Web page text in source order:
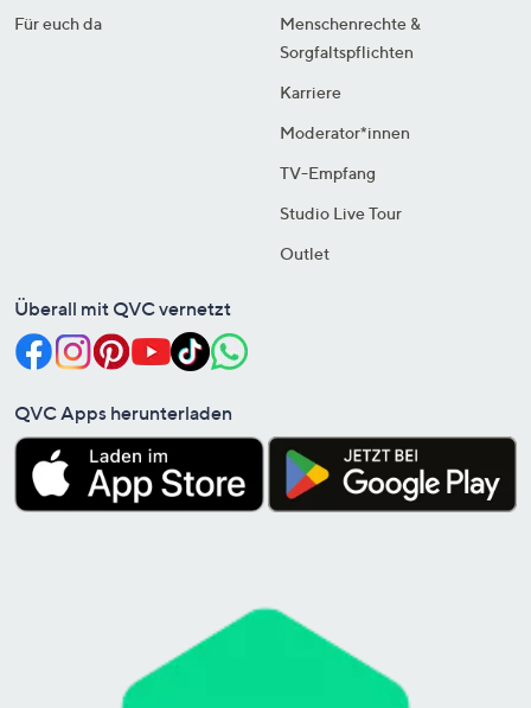
Für euch da
Menschenrechte &
Sorgfaltspflichten
Karriere
Moderator*innen
TV-Empfang
Studio Live Tour
Outlet
Überall mit QVC vernetzt
QVC Apps herunterladen